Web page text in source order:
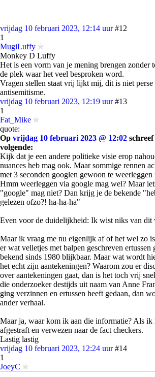
vrijdag 10 februari 2023, 12:14 uur #12
1
MugiLuffy
Monkey D Luffy
Het is een vorm van je mening brengen zonder
de plek waar het veel besproken word.
Vragen stellen staat vrij lijkt mij, dit is niet
antisemitisme.
vrijdag 10 februari 2023, 12:19 uur #13
1
Fat_Mike
quote:
Op vrijdag 10 februari 2023 @ 12:02 schreef
volgende:
Kijk dat je een andere politieke visie erop
nuances heb mag ook. Maar sommige rennen
met 3 seconden googlen gewoon te
Hmm weerleggen via google mag wel? Maar
"google" mag niet? Dan krijg je de bekende
gelezen ofzo?! ha-ha-ha"
Even voor de duidelijkheid: Ik wist niks van dit
Maar ik vraag me nu eigenlijk af of het wel zo
er wat velletjes met balpen geschreven
bekend sinds 1980 blijkbaar. Maar wat wordt
het echt zijn aantekeningen? Waarom zou er
over aantekeningen gaat, dan is het toch vrij
die onderzoeker destijds uit naam van Anne
ging verzinnen en ertussen heeft gedaan, dan
ander verhaal.
Maar ja, waar kom ik aan die informatie? Als
afgestraft en verwezen naar de fact checkers.
Lastig lastig
vrijdag 10 februari 2023, 12:24 uur #14
1
JoeyC